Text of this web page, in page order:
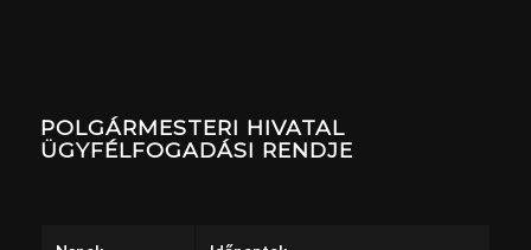
POLGÁRMESTERI HIVATAL
ÜGYFÉLFOGADÁSI RENDJE